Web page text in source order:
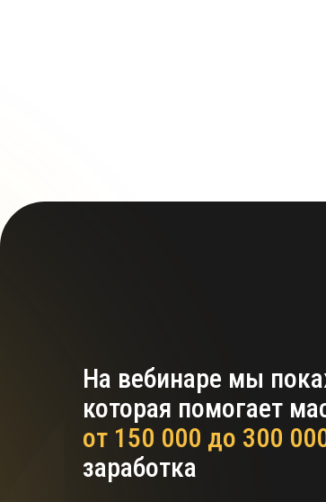
На вебинаре мы
которая помогает
от 150 000 до 300
заработка